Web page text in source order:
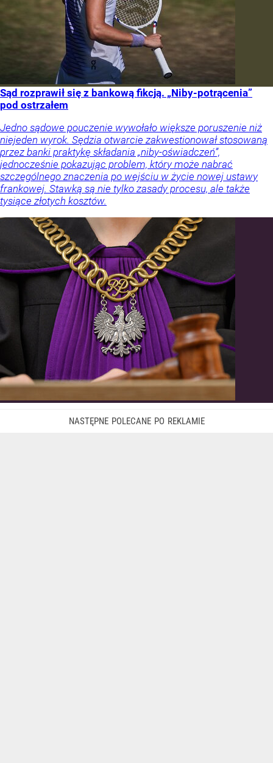
Sąd rozprawił się z bankową fikcją. „Niby-potrącenia”
pod ostrzałem
Jedno sądowe pouczenie wywołało większe poruszenie niż
niejeden wyrok. Sędzia otwarcie zakwestionował stosowaną
przez banki praktykę składania „niby-oświadczeń”,
jednocześnie pokazując problem, który może nabrać
szczególnego znaczenia po wejściu w życie nowej ustawy
frankowej. Stawką są nie tylko zasady procesu, ale także
tysiące złotych kosztów.